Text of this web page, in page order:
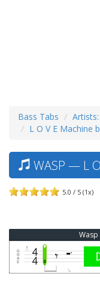
Bass Tabs
L O V E Machine
WASP — L
5.0 / 5 (1x)
Wasp